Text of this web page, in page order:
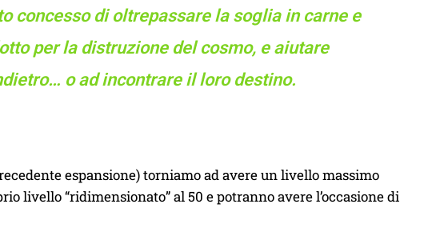
concesso di oltrepassare la soglia in carne e
per la distruzione del cosmo, e aiutare
o ad incontrare il loro destino.
espansione) torniamo ad avere un livello massimo
livello “ridimensionato” al 50 e potranno avere l’occasione di